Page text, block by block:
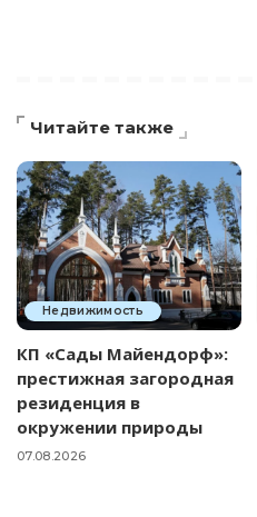
Читайте также
Недвижимость
КП «Сады Майендорф»:
престижная загородная
резиденция в
окружении природы
07.08.2026